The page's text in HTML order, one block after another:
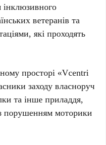
ветеранів та
які проходять
просторі «Vcentri
заходу власноруч
та інше приладдя,
порушенням моторики